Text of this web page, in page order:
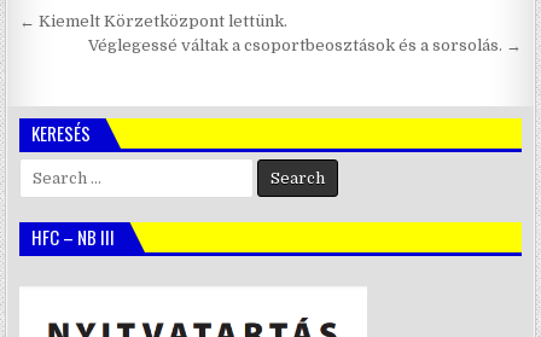
Bejegyzés
navigáció
← Kiemelt Körzetközpont lettünk.
Véglegessé váltak a csoportbeosztások és a sorsolás. →
KERESÉS
HFC – NB III